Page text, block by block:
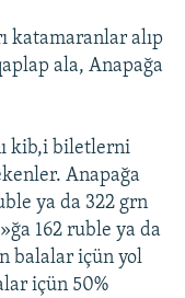
katamaranlar alıp
ala, Anapağa
kib,i biletlerni
Anapağa
ya da 322 grn
162 ruble ya da
balalar içün yol
içün 50%